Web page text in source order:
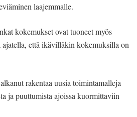
laajemmalle.
kokemukset ovat tuoneet myös
että ikävilläkin kokemuksilla on
rakentaa uusia toimintamalleja
ja puuttumista ajoissa kuormittaviin